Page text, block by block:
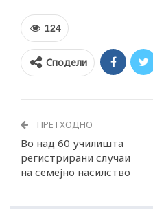
124
Сподели
ПРЕТХОДНО
Во над 60 училишта
регистрирани случаи
на семејно насилство